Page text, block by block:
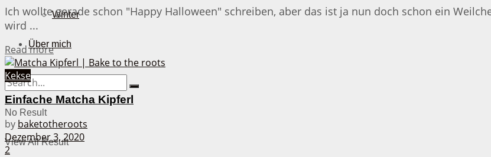
Winter
Über mich
No Result
View All Result
Ich wollte gerade schon "Happy Halloween" schreiben, aber das ist ja nun doch schon ein
wird ...
Read moreDetails
Kekse
Einfache Matcha Kipferl
by baketotheroots
Dezember 3, 2020
2